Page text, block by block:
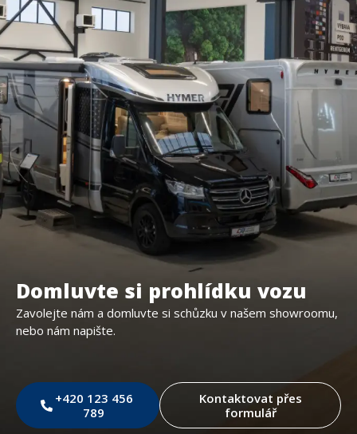
Domluvte si prohlídku vozu
Zavolejte nám a domluvte si schůzku v našem showroomu,
nebo nám napište.
+420 123 456
789
Kontaktovat přes
formulář